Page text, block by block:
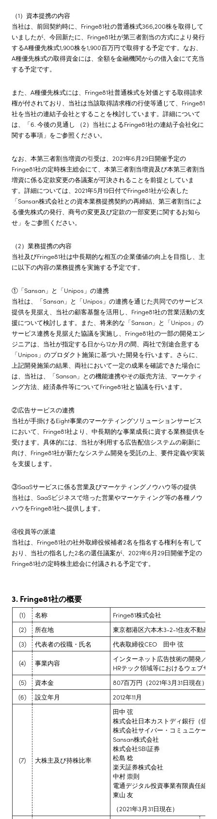
（1）資本提携の内容
当社は、前回契約時に、Fringe81社の普通株式366,200株を取得して
いましたが、今回新たに、Fringe81社が第三者割当の方式により発行
するA種優先株式1,900株を1,900百万円で取得する予定です。なお、
A種優先株式の取得資金には、全額を金融機関からの借入金にて充当
する予定です。
また、A種優先株式には、Fringe81社普通株式を対価とする取得請求
権が付されており、当社は当該取得請求権の行使等通じて、Fringe81
社を当社の連結子会社とすることを検討しています。詳細について
は、「6. 今後の見通し （2）当社によるFringe81社の連結子会社化に
関する事項」をご参照ください。
なお、本第三者割当増資の引受は、2021年6月29日開催予定の
Fringe81社の定時株主総会にて、本第三者割当増資及び本第三者割当
増資に係る定款変更の各議案が可決されることを前提としていま
す。詳細については、2021年5月19日付でFringe81社が公表した
「Sansan株式会社との資本業務提携契約の再締結、第三者割当によ
る優先株式の発行、商号の変更及び定款の一部変更に関するお知ら
せ」をご参照ください。
（2）業務提携の内容
当社及びFringe81社は中長期的な相互の企業価値の向上を目指し、主
に以下の内容の業務提携を実施する予定です。
①「Sansan」と「Unipos」の連携
当社は、「Sansan」と「Unipos」の連携を通じた共同でのサービス
提供を見据え、当社の顧客基盤を活用し、Fringe81社の営業活動の支
援について検討します。また、将来的な「Sansan」と「Unipos」の
サービス連携を見据えた協議を実施し、Fringe81社の一部の開発エン
ジニアは、当社が指定する日から12か月の間、両社で別途合意する
「Unipos」のプロダクト施策に基づいた開発を行います。さらに、
上記開発施策の結果、両社において一定の成果を確認できた場合に
は、当社は、「Sansan」との機能連携やその販売方法、マーケティ
ング方法、経済条件等についてFringe81社と協議を行います。
②広告サービスの連携
当社が手掛けるEight事業のマーケティングソリューションサービス
において、Fringe81社より、中長期的な事業成長に資する業務提供を
受けます。具体的には、当社が利用する広告配信システムの刷新に
向け、Fringe81社が新たなシステム開発を受託の上、要件定義や実装
を支援します。
③SaaSサービスに係る営業及びマーケティングノウハウ等の提供
当社は、SaaSビジネスで培った営業やマーケティング等の各種ノウ
ハウをFringe81社へ提供します。
④役員等の派遣
当社は、Fringe81社の社外取締役候補者2名を指名する権利を有して
おり、当社の指名した2名の選任議案が、2021年6月29日開催予定の
Fringe81社の定時株主総会に付議される予定です。
3. Fringe81社の概要
(1) 名称
Fringe81株式会社
(2)
所在地
東京都港区六本木3-2-1住友不動産
(3)
代表者の役職・氏名 代表取締役CEO 田中 弦
(4) 事業内容
インターネット広告技術の開発／コ
HRテック領域等におけるウェブサ
(5)
資本金
807百万円（2021年3月31日現在）
(6)
設立年月 2012年11月
(7) 大株主及び持株比率
田中 弦
株式会社日本カストディ銀行（信託
株式会社サイバー・コミュニケーシ
Sansan株式会社
株式会社SBI証券
松島 稔
楽天証券株式会社
中村 崇則
電通デジタル投資事業有限責任組合
東山 友
（2021年3月31日現在）